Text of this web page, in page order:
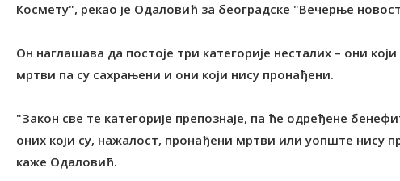
Космету", рекао је Одаловић за београдске "Вечерње
Он наглашава да постоје три категорије несталих – они
мртви па су сахрањени и они који нису пронађени.
"Закон све те категорије препознаје, па ће одређене
оних који су, нажалост, пронађени мртви или уопште нису
каже Одаловић.